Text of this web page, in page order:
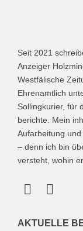
Seit 2021
Anzeiger
Westfälische
Ehrenamtlich
Sollingkurier, für
berichte. Mein
Aufarbeitung
– denn ich bin
versteht, wohin
AKTUELLE